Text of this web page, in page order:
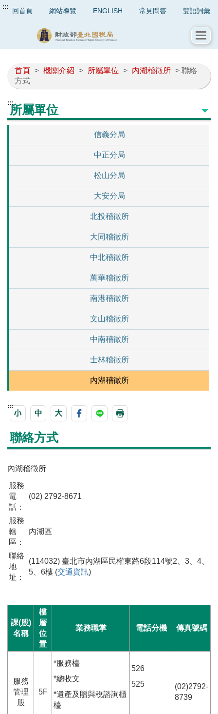
::: 回首頁 網站導覽 ENGLISH 常見問答 雙語詞彙
首頁 > 機關介紹 > 所屬單位 > 內湖稽徵所 > 聯絡
方式
:::所屬單位
信義分局
中正分局
松山分局
大安分局
北投稽徵所
大同稽徵所
中北稽徵所
萬華稽徵所
南港稽徵所
文山稽徵所
中南稽徵所
士林稽徵所
內湖稽徵所
:::
聯絡方式
內湖稽徵所
服務
電
話：
(02) 2792-8671
服務
轄
區：
內湖區
聯絡
地
址：
(114032) 臺北市內湖區民權東路6段114號2、3、4、
5、6樓 (交通資訊)
課(股)
名稱
樓
層
位
置
業務職掌 電話分機 傳真號碼
服務
管理
股
5F
*服務檯
*總收文
*遺產及贈與稅諮詢櫃
檯
526
525
(02)2792-
8739